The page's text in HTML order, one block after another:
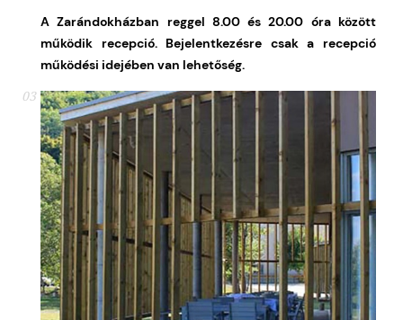
A Zarándokházban reggel 8.00 és 20.00 óra között
működik recepció. Bejelentkezésre csak a recepció
működési idejében van lehetőség.
03